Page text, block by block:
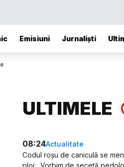
Emisiuni Jurnaliști
ULTIMELE
08:24Actualitate
Codul roșu de caniculă se
ploi: „Vorbim de secetă